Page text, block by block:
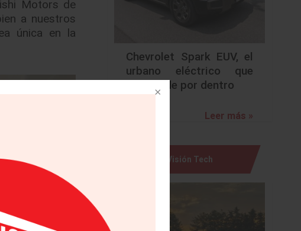
Motors de
a nuestros
única en la
Chevrolet Spark EUV, el
urbano eléctrico que
sorprende por dentro
Leer más »
Visión Tech